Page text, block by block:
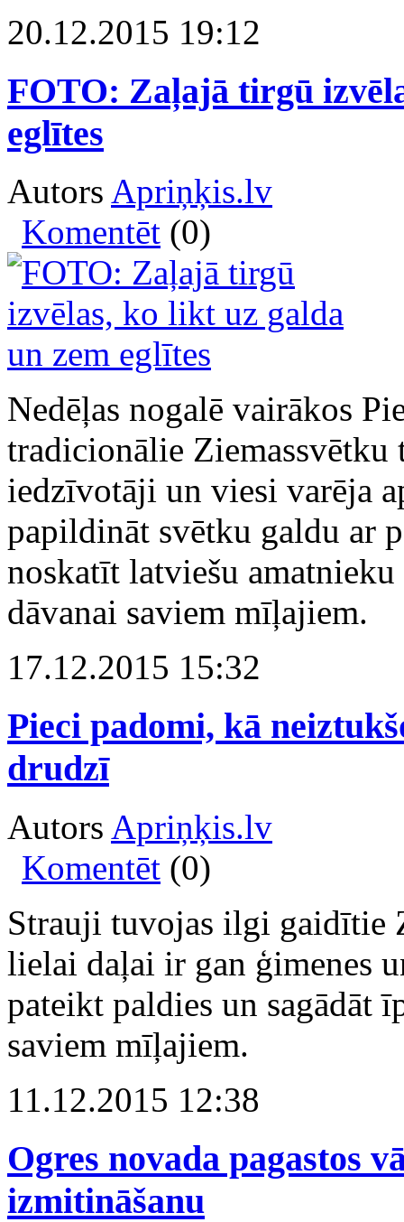
20.12.2015 19:12
FOTO: Zaļajā tirgū
eglītes
Autors Apriņķis.lv
Komentēt (0)
Nedēļas nogalē vairākos
tradicionālie
iedzīvotāji un viesi varēja
papildināt svētku galdu ar
noskatīt latviešu
dāvanai saviem mīļajiem.
17.12.2015 15:32
Pieci padomi, kā
drudzī
Autors Apriņķis.lv
Komentēt (0)
Strauji tuvojas ilgi gaidītie
lielai daļai ir gan ģimenes
pateikt paldies un sagādāt
saviem mīļajiem.
11.12.2015 12:38
Ogres novada pagastos
izmitināšanu